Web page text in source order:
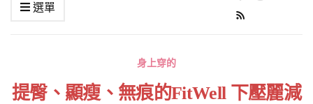
選單
身上穿的
提臀、顯瘦、無痕的FitWell 下壓麗減